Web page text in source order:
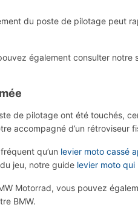
du poste de pilotage peut
également consulter notre
de pilotage ont été touchés,
accompagné d’un rétroviseur
qu’un levier moto cassé
jeu, notre guide levier moto
Motorrad, vous pouvez
BMW.